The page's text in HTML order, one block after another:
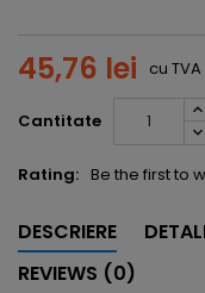
45,76 lei cu TVA
Cantitate
Rating: Be the first to
DESCRIERE
REVIEWS (0)